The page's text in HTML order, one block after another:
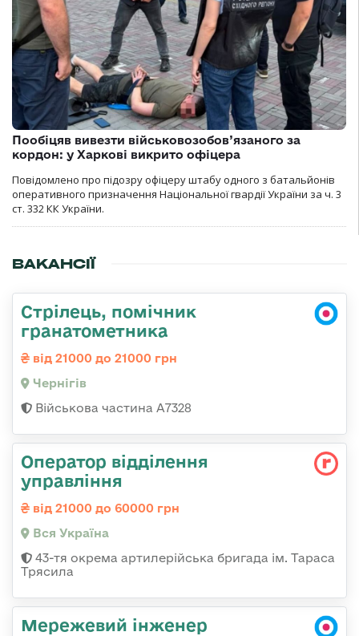
Пообіцяв вивезти військовозобов’язаного за
кордон: у Харкові викрито офіцера
Повідомлено про підозру офіцеру штабу одного з батальйонів
оперативного призначення Національної гвардії України за ч. 3
ст. 332 КК України.
ВАКАНСІЇ
Стрілець, помічник
гранатометника
від 21000 до 21000 грн
Чернігів
Військова частина А7328
Оператор відділення
управління
від 21000 до 60000 грн
Вся Україна
43-тя окрема артилерійська бригада ім. Тараса
Трясила
Мережевий інженер